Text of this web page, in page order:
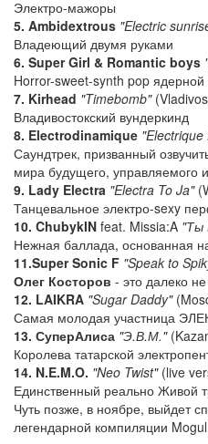
Электро-мажоры
5. Ambidextrous "Electric
Владеющий двумя руками
6. Super Girl & Romantic boys
Horror-sweet-synth pop ядерной
7. Kirhead "Timebomb"
Владивостокский вундеркинд
8. Electrodinamique
Саундтрек, призванный
мира будущего, управляемого
9. Lady Electra "Electra To Ja"
Танцевальное электро-sexy
10. ChubykIN feat. Missia:A "Ты
Нежная баллада, основанная
11.Super Sonic F "Speak to
Олег Косторов - это далеко
12. LAIKRA "Sugar Daddy"
Самая молодая участница
13. СуперАлиса "Э.В.М."
Королева татарской
14. N.E.M.O. "Neo Twist" (live
Единственный реально Живой
Чуть позже, в ноябре, выйдет
легендарной компиляции